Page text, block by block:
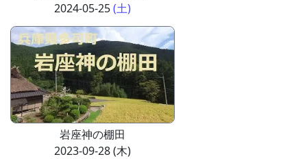
2024-05-25(土)
岩座神の棚田
2023-09-28 (木)